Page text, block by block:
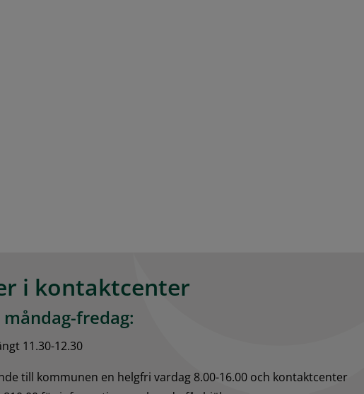
i kontaktcenter
måndag-fredag:
11.30-12.30
till kommunen en helgfri vardag 8.00-16.00 och kontaktcenter